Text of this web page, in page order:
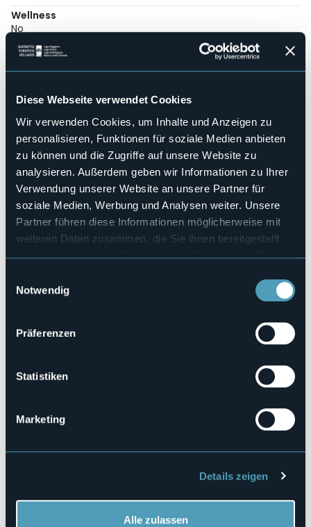
Diese Webseite verwendet Cookies
Wir verwenden Cookies, um Inhalte und Anzeigen zu
personalisieren, Funktionen für soziale Medien anbieten
zu können und die Zugriffe auf unsere Website zu
analysieren. Außerdem geben wir Informationen zu Ihrer
Verwendung unserer Website an unsere Partner für
soziale Medien, Werbung und Analysen weiter. Unsere
Partner führen diese Informationen möglicherweise mit
weiteren Daten zusammen, die Sie ihnen bereitgestellt
haben oder die sie im Rahmen Ihrer Nutzung der Dienste
Notwendig
Präferenzen
Statistiken
Marketing
Details zeigen
Alle zulassen
Wellness
No
Kongresshalle
No
No
No
Anzahl der Zimmer
3
Anzahl der Betten
6
E-mail
marileid1962@gmail.com
Webseite
https://routematt.com/
+39 339 6047313
Vicolo Cantonetto, 8